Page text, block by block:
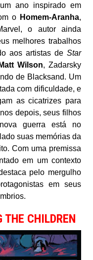
ano inspirado em
o Homem-Aranha,
o autor ainda
melhores trabalhos
aos artistas deStar
Matt Wilson, Zadarsky
de Blacksand. Um
com dificuldade, e
as cicatrizes para
depois, seus filhos
guerra está no
suas memórias da
Com uma premissa
em um contexto
pelo mergulho
em seus
CHILDREN